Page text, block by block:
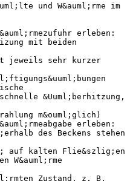
und W&auml;rme im
erleben:
mit beiden
jeweils sehr kurzer
&Uuml;berhitzung,
m&ouml;glich)
erleben:
des Beckens stehen
auf kalten Flie&szlig;en
W&auml;rme
Zustand, z. B.